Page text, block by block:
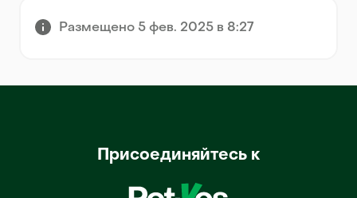
Размещено 5 фев. 2025 в 8:27
Присоединяйтесь к